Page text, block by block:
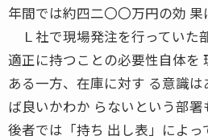
年間では約四二〇〇万円の効 果
Ｌ社で現場発注を行っていた
適正に持つことの必要性自体を
ある一方、在庫に対す る意識
ば良いかわか らないという部署
後者では「持ち 出し表」によ